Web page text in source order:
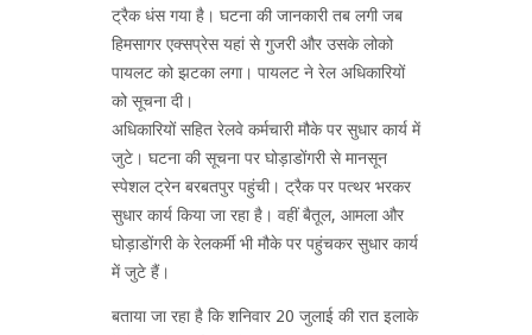
ट्रैक धंस गया है। घटना की जानकारी तब लगी जब
हिमसागर एक्सप्रेस यहां से गुजरी और उसके लोको
पायलट को झटका लगा। पायलट ने रेल अधिकारियों
को सूचना दी।
अधिकारियों सहित रेलवे कर्मचारी मौके पर सुधार कार्य में
जुटे। घटना की सूचना पर घोड़ाडोंगरी से मानसून
स्पेशल ट्रेन बरबतपुर पहुंची। ट्रैक पर पत्थर भरकर
सुधार कार्य किया जा रहा है। वहीं बैतूल, आमला और
घोड़ाडोंगरी के रेलकर्मी भी मौके पर पहुंचकर सुधार कार्य
में जुटे हैं।
बताया जा रहा है कि शनिवार 20 जुलाई की रात इलाके